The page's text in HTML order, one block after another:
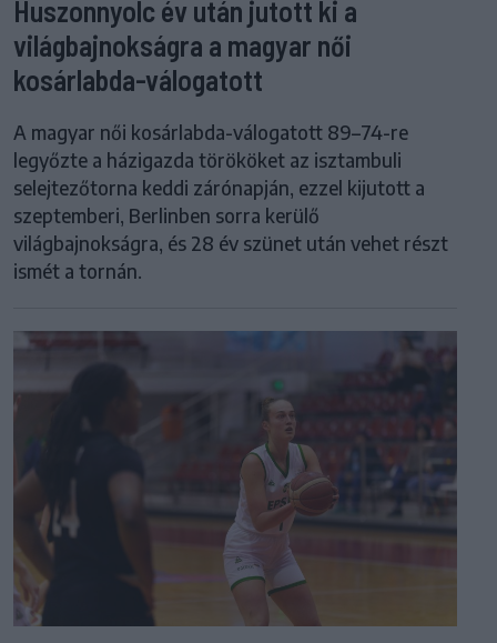
Huszonnyolc év után jutott ki a
világbajnokságra a magyar női
kosárlabda-válogatott
A magyar női kosárlabda-válogatott 89–74-re
legyőzte a házigazda törököket az isztambuli
selejtezőtorna keddi zárónapján, ezzel kijutott a
szeptemberi, Berlinben sorra kerülő
világbajnokságra, és 28 év szünet után vehet részt
ismét a tornán.